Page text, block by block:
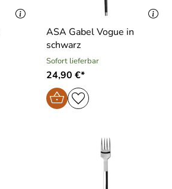
ASA Gabel Vogue in
schwarz
Sofort lieferbar
24,90 €*